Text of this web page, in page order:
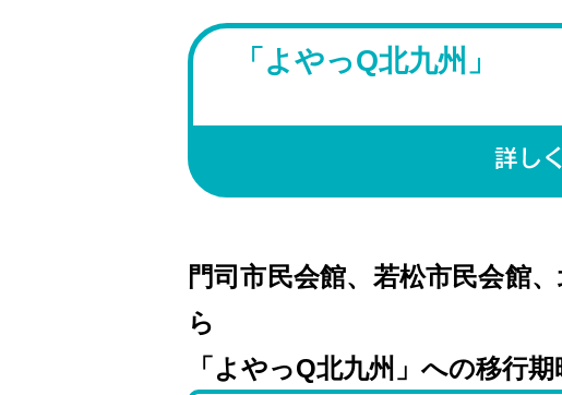
「よやっQ北九州」
門司市民会館、若松市民会館
ら
「よやっQ北九州」への移行